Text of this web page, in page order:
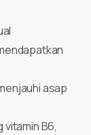
asap
vitamin B6,